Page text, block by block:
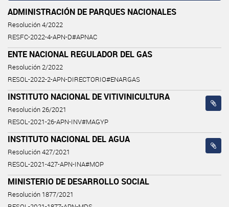
ADMINISTRACIÓN DE PARQUES NACIONALES
Resolución 4/2022
RESFC-2022-4-APN-D#APNAC
ENTE NACIONAL REGULADOR DEL GAS
Resolución 2/2022
RESOL-2022-2-APN-DIRECTORIO#ENARGAS
INSTITUTO NACIONAL DE VITIVINICULTURA
Resolución 26/2021
RESOL-2021-26-APN-INV#MAGYP
INSTITUTO NACIONAL DEL AGUA
Resolución 427/2021
RESOL-2021-427-APN-INA#MOP
MINISTERIO DE DESARROLLO SOCIAL
Resolución 1877/2021